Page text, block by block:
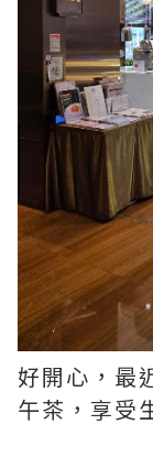
好開心，最
午茶，享受